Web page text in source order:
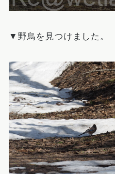
▼野鳥を見つけました。